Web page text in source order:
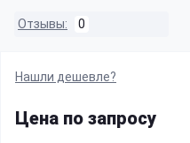
Отзывы: 0
Нашли дешевле?
Цена по запросу